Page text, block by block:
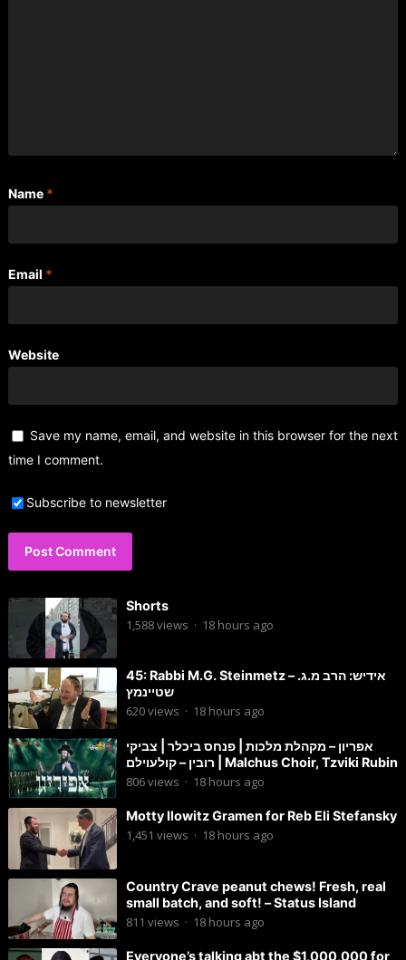
Name *
Email *
Website
Save my name, email, and website in this browser for the next
time I comment.
Subscribe to newsletter
Shorts
1,588views · 18 hours ago
45: Rabbi M.G. Steinmetz – אידיש: הרב מ.ג.
שטיינמץ
620views · 18 hours ago
אפריון – מקהלת מלכות | פנחס ביכלר | צביקי
רובין – קולעוילם | Malchus Choir, Tzviki Rubin
806views · 18 hours ago
Motty Ilowitz Gramen for Reb Eli Stefansky
1,451 views · 18 hours ago
Country Crave peanut chews! Fresh, real
small batch, and soft! – Status Island
811 views · 18 hours ago
Everyone’s talking abt the $1,000,000 for